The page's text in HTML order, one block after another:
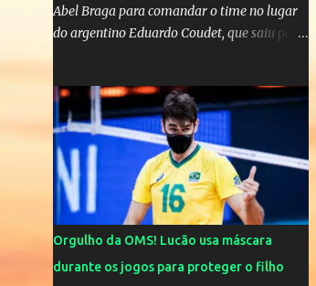
dia seguinte foi feita a live que eu não pude
ir, porque estava me sentindo mal", explicou
de outubro. A relação chegou ao fim após
cinco anos e houve rumores de uma suposta
traição do canto...
Abel Braga para comandar o time no lugar
do argentino Eduardo Coudet, que saiu para
Orgulho da OMS! Lucão usa máscara
durante os jogos para proteger o filho